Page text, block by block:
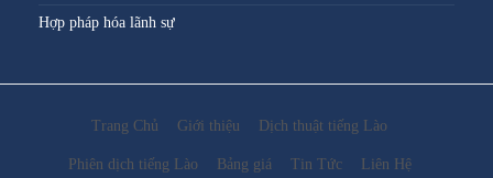
Hợp pháp hóa lãnh sự
Trang Chủ Giới thiệu Dịch thuật tiếng Lào
Phiên dịch tiếng Lào Bảng giá Tin Tức Liên Hệ